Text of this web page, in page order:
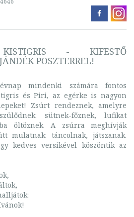
- KIFESTŐ
POSZTERREL!
mindenki számára fontos
és Piri, az egérke is nagyon
Zsúrt rendeznek, amelyre
sütnek-főznek, lufikat
öltöznek. A zsúrra meghívják
mulatnak: táncolnak, játszanak.
kedves versikével köszöntik az